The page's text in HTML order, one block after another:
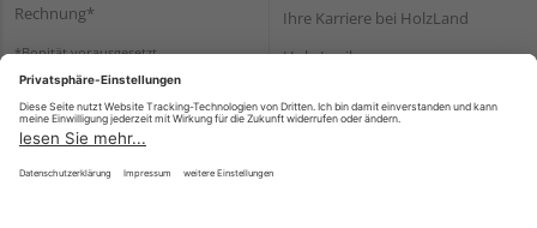
Rechnung*
*Bonität vorausgesetzt
Ihre Karriere bei HolzLand
Holz-Lexikon